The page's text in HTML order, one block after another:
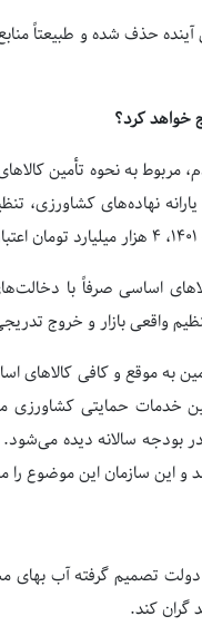
بودجه سال آینده حذف شده و
خواهد کرد؟
به نحوه تأمین
نهاده‌های کشاورزی،
اساسی صرفاً با
واقعی بازار و خروج
موقع و کافی کالاهای
خدمات حمایتی کشاورزی
در بودجه سالانه دیده
و این سازمان این موضوع
تصمیم گرفته آب بهای